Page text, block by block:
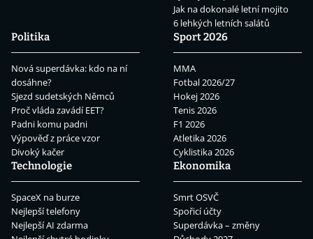
Jak na dokonalé letní mojito
6 lehkých letních salátů
Politika
Nová superdávka: kdo na ní
dosáhne?
Sjezd sudetských Němců
Proč vláda zavádí EET?
Padni komu padni
Výpověď z práce vzor
Divoký kačer
Sport 2026
MMA
Fotbal 2026/27
Hokej 2026
Tenis 2026
F1 2026
Atletika 2026
Cyklistika 2026
Technologie
SpaceX na burze
Nejlepší telefony
Nejlepší AI zdarma
Ekonomika
Smrt OSVČ
Spořicí účty
Superdávka – změny